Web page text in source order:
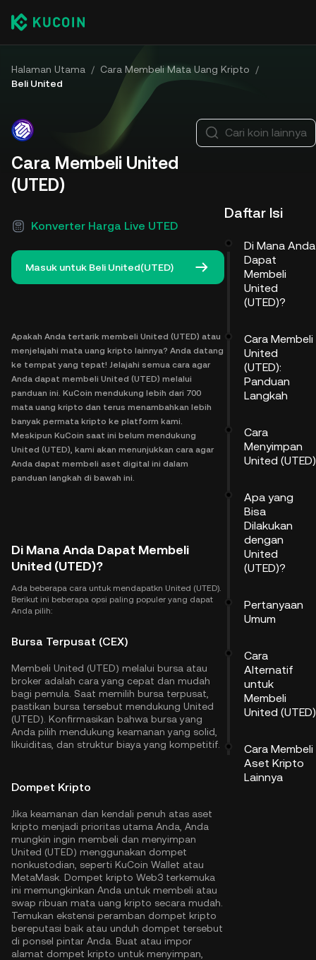
Halaman Utama / Cara Membeli Mata Uang Kripto
/
Beli United
Cara Membeli United
(UTED)
Konverter Harga Live UTED
Masuk untuk Beli United(UTED)
Apakah Anda tertarik membeli United (UTED) atau
menjelajahi mata uang kripto lainnya? Anda datang
ke tempat yang tepat! Jelajahi semua cara agar
Anda dapat membeli United (UTED) melalui
panduan ini. KuCoin mendukung lebih dari 700
mata uang kripto dan terus menambahkan lebih
banyak permata kripto ke platform kami.
Meskipun KuCoin saat ini belum mendukung
United (UTED), kami akan menunjukkan cara agar
Anda dapat membeli aset digital ini dalam
panduan langkah di bawah ini.
Di Mana Anda Dapat Membeli
United (UTED)?
Ada beberapa cara untuk mendapatkn United (UTED).
Berikut ini beberapa opsi paling populer yang dapat
Anda pilih:
Bursa Terpusat (CEX)
Membeli United (UTED) melalui bursa atau
broker adalah cara yang cepat dan mudah
bagi pemula. Saat memilih bursa terpusat,
pastikan bursa tersebut mendukung United
(UTED). Konfirmasikan bahwa bursa yang
Anda pilih mendukung keamanan yang solid,
likuiditas, dan struktur biaya yang kompetitif.
Dompet Kripto
Jika keamanan dan kendali penuh atas aset
kripto menjadi prioritas utama Anda, Anda
mungkin ingin membeli dan menyimpan
United (UTED) menggunakan dompet
nonkustodian, seperti KuCoin Wallet atau
MetaMask. Dompet kripto Web3 terkemuka
ini memungkinkan Anda untuk membeli atau
swap ribuan mata uang kripto secara mudah.
Temukan ekstensi peramban dompet kripto
bereputasi baik atau unduh dompet tersebut
di ponsel pintar Anda. Buat atau impor
alamat dompet kripto untuk menyimpan,
Cari koin lainnya
Daftar Isi
Di Mana Anda
Dapat
Membeli
United
(UTED)?
Cara Membeli
United
(UTED):
Panduan
Langkah
Cara
Menyimpan
United (UTED)
Apa yang
Bisa
Dilakukan
dengan
United
(UTED)?
Pertanyaan
Umum
Cara
Alternatif
untuk
Membeli
United (UTED)
Cara Membeli
Aset Kripto
Lainnya